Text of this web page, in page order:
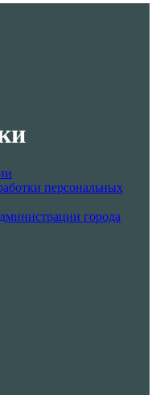
персональных
города